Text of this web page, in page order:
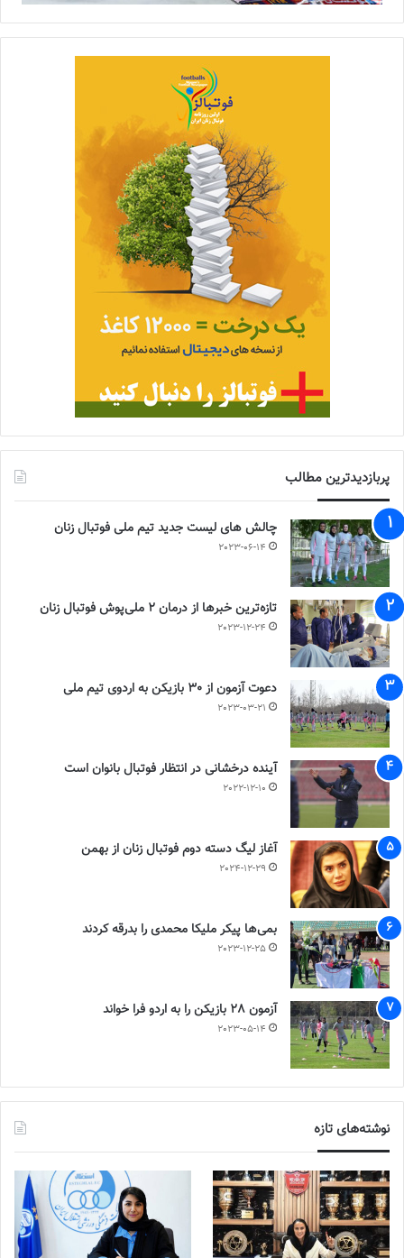
پربازدیدترین مطالب
چالش هاى ليست جدید تيم ملى فوتبال زنان
2023-06-14
تازه‌ترین خبرها از درمان ۲ ملی‌پوش فوتبال زنان
2023-12-24
دعوت آزمون از 30 بازیکن به اردوی تیم ملی
2023-03-21
آینده درخشانی در انتظار فوتبال بانوان است
2022-12-10
آغاز لیگ دسته دوم فوتبال زنان از بهمن
2024-12-29
بمی‌ها پیکر ملیکا محمدی را بدرقه کردند
2023-12-25
آزمون 28 بازیکن را به اردو فرا خواند
2023-05-14
نوشته‌های تازه